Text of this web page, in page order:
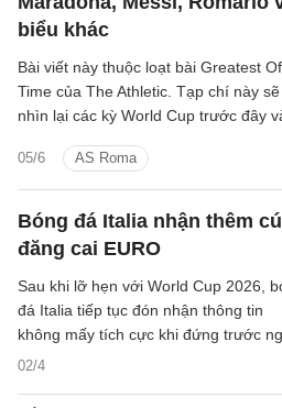
biểu khác
05/6 AS Roma
Bài viết này thuộc loạt bài Greatest
Time của The Athletic. Tạp chí này sẽ
nhìn lại các kỳ World Cup trước đây
trong nhiều hạng mục khác nhau.
một nói về những bàn thắng vĩ đại
Phần hai nói về những cuộc chia tay
World Cup đáng nhớ nhất.
Bóng đá Italia nhận thêm
đăng cai EURO
02/4
Sau khi lỡ hẹn với World Cup 2026,
đá Italia tiếp tục đón nhận thông tin
không mấy tích cực khi đứng trước
cơ không thể đồng đăng cai UEFA